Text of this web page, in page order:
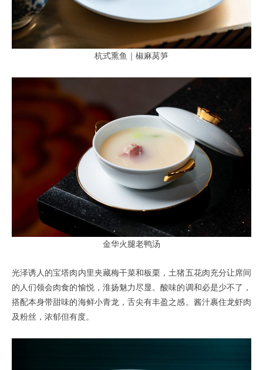
杭式熏鱼｜椒麻莴笋
金华火腿老鸭汤
光泽诱人的宝塔肉内里夹藏梅干菜和板栗，土猪五花肉充分让席间
的人们领会肉食的愉悦，淮扬魅力尽显。酸味的调和必是少不了，
搭配本身带甜味的海鲜小青龙，舌尖有丰盈之感。酱汁裹住龙虾肉
及粉丝，浓郁但有度。